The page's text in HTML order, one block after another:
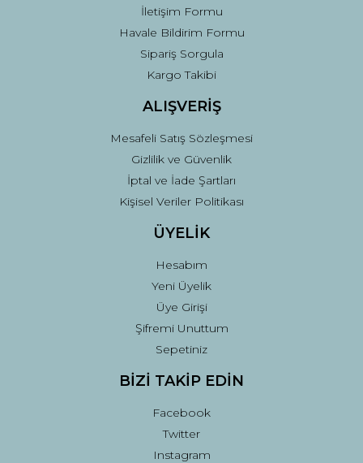
İletişim Formu
Havale Bildirim Formu
Sipariş Sorgula
Kargo Takibi
ALIŞVERİŞ
Mesafeli Satış Sözleşmesi
Gizlilik ve Güvenlik
İptal ve İade Şartları
Kişisel Veriler Politikası
ÜYELİK
Hesabım
Yeni Üyelik
Üye Girişi
Şifremi Unuttum
Sepetiniz
BİZİ TAKİP EDİN
Facebook
Twitter
Instagram